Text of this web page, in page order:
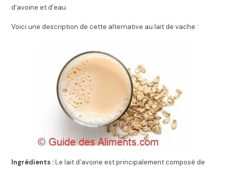
d’avoine et d’eau.
Voici une description de cette alternative au lait de vache :
Ingrédients :Le lait d’avoine est principalement composé de